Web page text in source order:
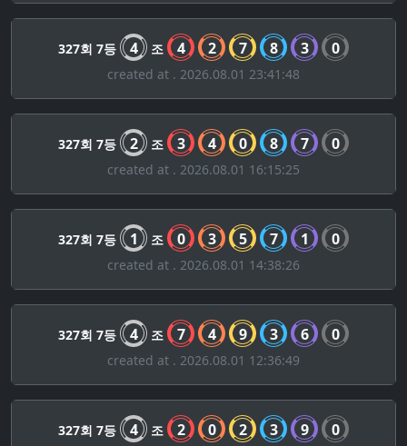
327회 7등 4 조 4 2 7 8 3 0
created at . 2026.08.01 23:41:48
327회 7등 2 조 3 4 0 8 7 0
created at . 2026.08.01 16:15:25
327회 7등 1 조 0 3 5 7 1 0
created at . 2026.08.01 14:38:26
327회 7등 4 조 7 4 9 3 6 0
created at . 2026.08.01 12:36:49
327회 7등 4 조 2 0 2 3 9 0